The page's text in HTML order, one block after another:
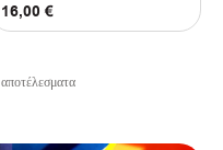
αποτέλεσματα
16,00 €